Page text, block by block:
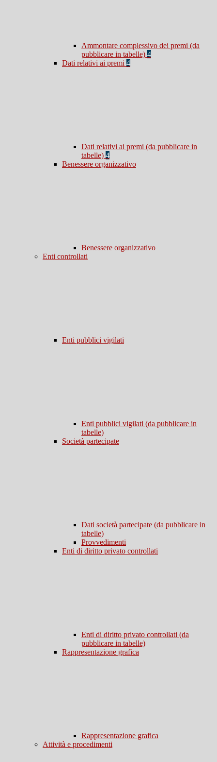
Ammontare complessivo dei premi (da
pubblicare in tabelle) 4
Dati relativi ai premi 4
Dati relativi ai premi (da pubblicare in
tabelle) 4
Benessere organizzativo
Benessere organizzativo
Enti controllati
Enti pubblici vigilati
Enti pubblici vigilati (da pubblicare in
tabelle)
Società partecipate
Dati società partecipate (da pubblicare in
tabelle)
Provvedimenti
Enti di diritto privato controllati
Enti di diritto privato controllati (da
pubblicare in tabelle)
Rappresentazione grafica
Rappresentazione grafica
Attività e procedimenti